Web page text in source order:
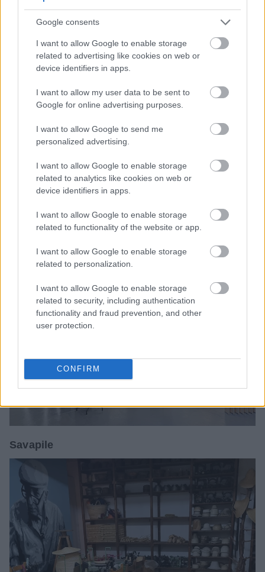
Google consents
I want to allow Google to enable storage
related to advertising like cookies on web or
device identifiers in apps.
I want to allow my user data to be sent to
Google for online advertising purposes.
I want to allow Google to send me
personalized advertising.
I want to allow Google to enable storage
related to analytics like cookies on web or
device identifiers in apps.
I want to allow Google to enable storage
related to functionality of the website or app.
I want to allow Google to enable storage
related to personalization.
I want to allow Google to enable storage
related to security, including authentication
functionality and fraud prevention, and other
user protection.
CONFIRM
Made in Athens
Hub Lighting & Innovation by KAFKAS
Savapile